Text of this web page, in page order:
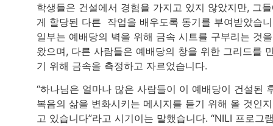
학생들은 건설에서 경험을 가지고 있지 않았지만, 그
게 할당된 다른 작업을 배우도록 동기를 부여받았습
일부는 예배당의 벽을 위해 금속 시트를 구부리는 것
왔으며, 다른 사람들은 예배당의 창을 위한 그리드를
기 위해 금속을 측정하고 자르었습니다.
“하나님은 얼마나 많은 사람들이 이 예배당이 건설된
복음의 삶을 변화시키는 메시지를 듣기 위해 올 것인
고 있습니다”라고 시기이는 말했습니다. “NILI 프로그